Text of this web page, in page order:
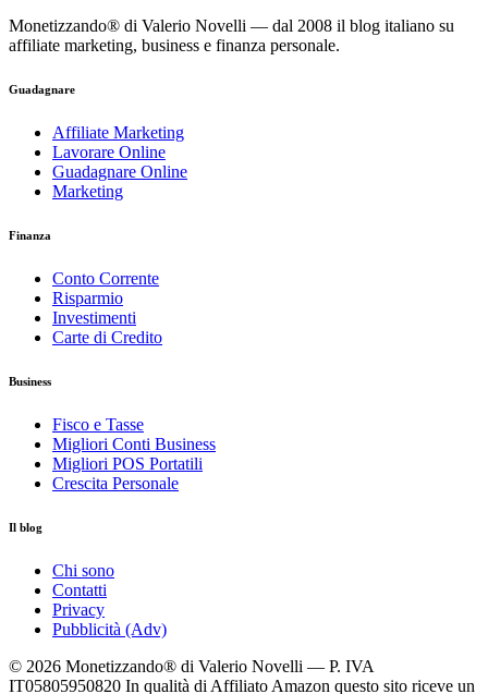
Monetizzando® di Valerio Novelli — dal 2008 il blog italiano su
affiliate marketing, business e finanza personale.
Guadagnare
Affiliate Marketing
Lavorare Online
Guadagnare Online
Marketing
Finanza
Conto Corrente
Risparmio
Investimenti
Carte di Credito
Business
Fisco e Tasse
Migliori Conti Business
Migliori POS Portatili
Crescita Personale
Il blog
Chi sono
Contatti
Privacy
Pubblicità (Adv)
© 2026 Monetizzando® di Valerio Novelli — P. IVA
IT05805950820 In qualità di Affiliato Amazon questo sito riceve un